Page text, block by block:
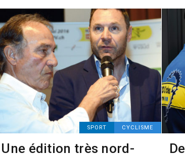
SPORT CYCLISME
Une édition très nord-